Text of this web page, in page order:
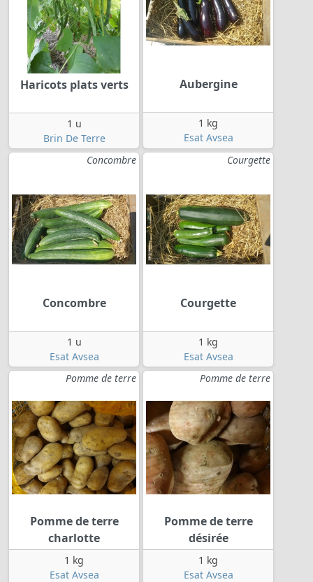
Haricots plats verts
1 u
Brin De Terre
Aubergine
1 kg
Esat Avsea
Concombre
Concombre
1 u
Esat Avsea
Courgette
Courgette
1 kg
Esat Avsea
Pomme de terre
Pomme de terre
charlotte
1 kg
Esat Avsea
Pomme de terre
Pomme de terre
désirée
1 kg
Esat Avsea